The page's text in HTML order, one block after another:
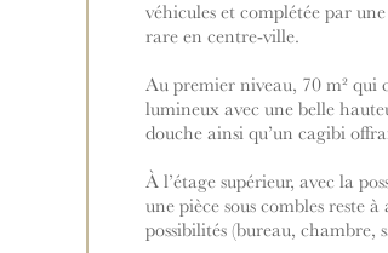
véhicules et complétée par
rare en centre-ville.
Au premier niveau, 70 m² qui
lumineux avec une belle
douche ainsi qu’un cagibi
À l’étage supérieur, avec la
une pièce sous combles reste
possibilités (bureau, chambre,